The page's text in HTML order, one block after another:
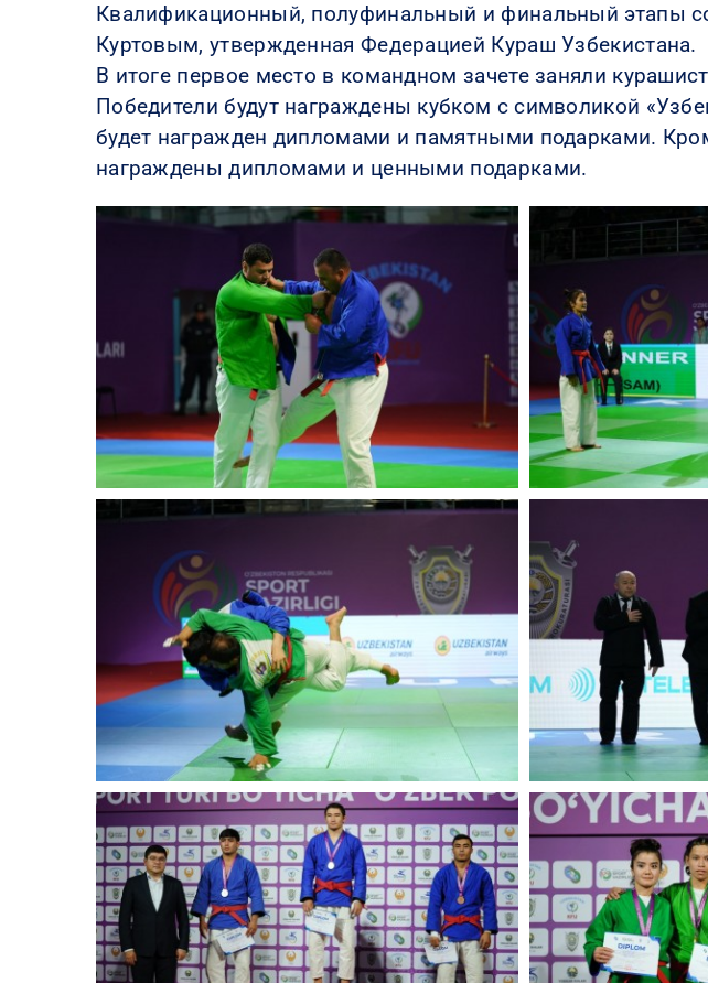
Квалификационный, полуфинальный и финальный этапы
Куртовым, утвержденная Федерацией Кураш Узбекистана.
В итоге первое место в командном зачете заняли
Победители будут награждены кубком с символикой
будет награжден дипломами и памятными подарками.
награждены дипломами и ценными подарками.